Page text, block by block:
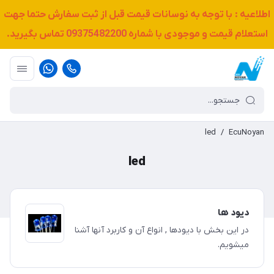
اطلاعیه : با توجه به نوسانات قیمت قبل از ثبت سفارش حتما جهت
استعلام قیمت و موجودی با شماره09375482200 تماس بگیرید.
EcuNoyan
/
led
led
دیود ها
در این بخش با دیودها , انواع آن و کاربرد آنها آشنا
میشویم.